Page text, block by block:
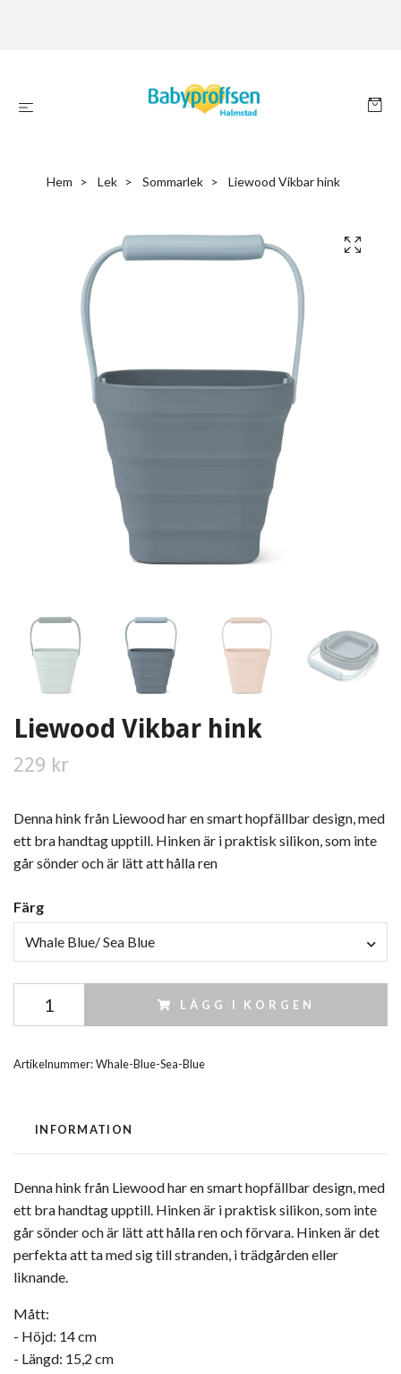
Hem Lek Sommarlek Liewood Vikbar hink
Liewood Vikbar hink
229 kr
Denna hink från Liewood har en smart hopfällbar design, med
ett bra handtag upptill. Hinken är i praktisk silikon, som inte
går sönder och är lätt att hålla ren
Färg
Whale Blue/ Sea Blue
LÄGG I KORGEN
Artikelnummer:Whale-Blue-Sea-Blue
INFORMATION
Denna hink från Liewood har en smart hopfällbar design, med
ett bra handtag upptill. Hinken är i praktisk silikon, som inte
går sönder och är lätt att hålla ren och förvara. Hinken är det
perfekta att ta med sig till stranden, i trädgården eller
liknande.
Mått:
- Höjd: 14 cm
- Längd: 15,2 cm